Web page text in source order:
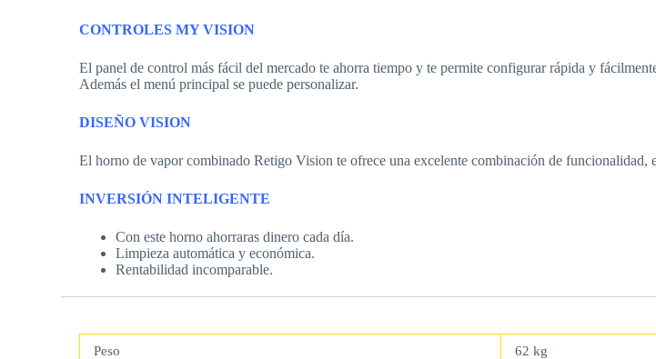
CONTROLES MY VISION
El panel de control más fácil del mercado te ahorra tiempo y te permite configurar rápida y
Además el menú principal se puede personalizar.
DISEÑO VISION
El horno de vapor combinado Retigo Vision te ofrece una excelente combinación de funcionalidad,
INVERSIÓN INTELIGENTE
Con este horno ahorraras dinero cada día.
Limpieza automática y económica.
Rentabilidad incomparable.
Peso 62 kg